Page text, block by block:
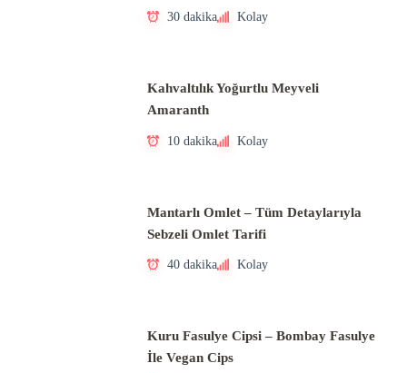
30 dakika Kolay
Kahvaltılık Yoğurtlu Meyveli
Amaranth
10 dakika Kolay
Mantarlı Omlet – Tüm Detaylarıyla
Sebzeli Omlet Tarifi
40 dakika Kolay
Kuru Fasulye Cipsi – Bombay Fasulye
İle Vegan Cips